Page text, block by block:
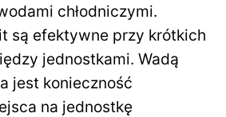
chłodniczymi.
są efektywne przy krótkich
jednostkami. Wadą
jest konieczność
na jednostkę